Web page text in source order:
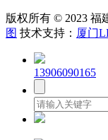
版权所有 © 2023 福
图 技术支持： 厦门
13906090165